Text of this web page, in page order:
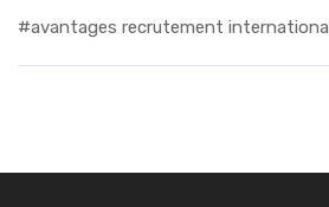
#avantages recrutement international